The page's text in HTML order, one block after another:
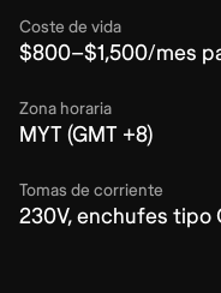
Coste de vida
$800–$1,500/mes
Zona horaria
MYT (GMT +8)
Tomas de corriente
230V, enchufes tipo